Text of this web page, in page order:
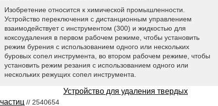
Изобретение относится к химической промышленности.
Устройство переключения с дистанционным управлением
взаимодействует с инструментом (300) и жидкостью для
коксоудаления в первом рабочем режиме, чтобы установить
режим бурения с использованием одного или нескольких
буровых сопел инструмента, во втором рабочем режиме, чтобы
установить режим резания с использованием одного или
нескольких режущих сопел инструмента.
Устройство для удаления твердых
частиц // 2540654